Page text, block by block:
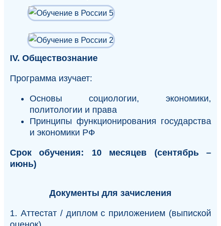
IV. Обществознание
Программа изучает:
Основы социологии, экономики,
политологии и права
Принципы функционирования государства
и экономики РФ
Срок обучения: 10 месяцев (сентябрь –
июнь)
Документы для зачисления
1. Аттестат / диплом с приложением (выпиской